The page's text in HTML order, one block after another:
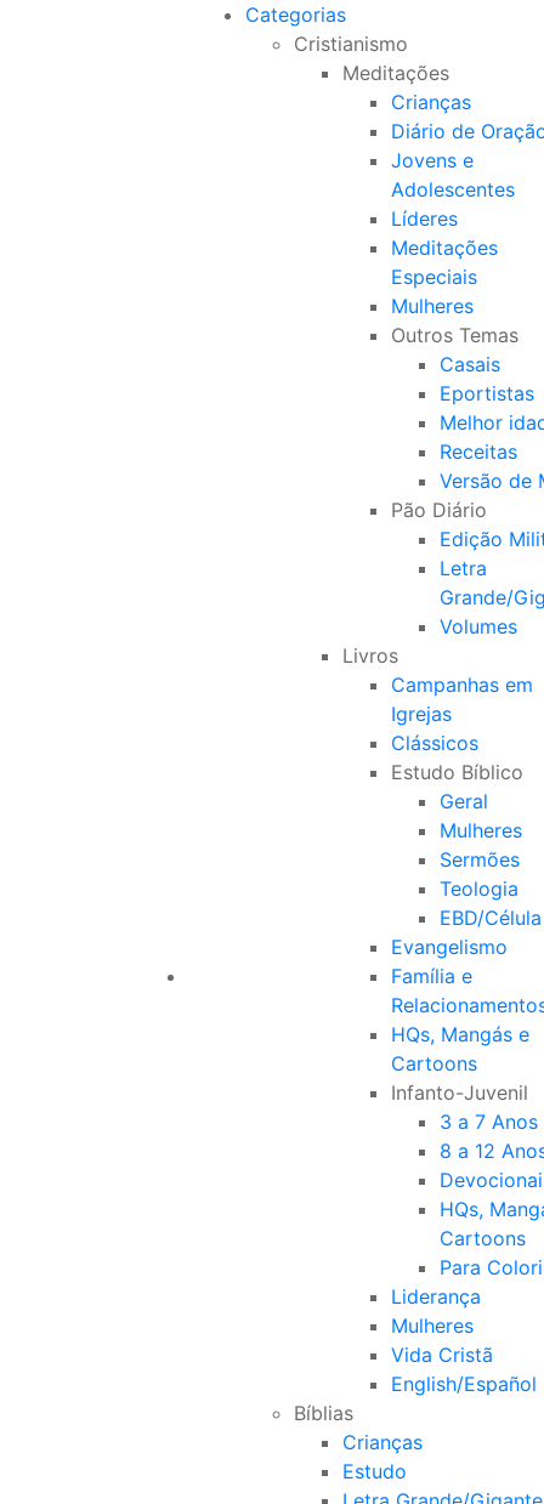
Categorias
Cristianismo
Meditações
Crianças
Diário de
Jovens e
Adolescentes
Líderes
Meditações
Especiais
Mulheres
Outros Temas
Casais
Eportistas
Melhor
Receitas
Versão de
Pão Diário
Edição
Letra
Grande/
Volumes
Livros
Campanhas em
Igrejas
Clássicos
Estudo Bíblico
Geral
Mulheres
Sermões
Teologia
EBD/Célula
Evangelismo
Família e
HQs, Mangás e
Cartoons
Infanto-Juvenil
3 a 7 Anos
8 a 12
HQs,
Cartoons
Para
Liderança
Mulheres
Vida Cristã
English/Español
Bíblias
Crianças
Estudo